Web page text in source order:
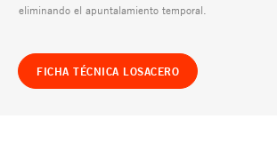
eliminando el apuntalamiento temporal.
FICHA TÉCNICA LOSACERO